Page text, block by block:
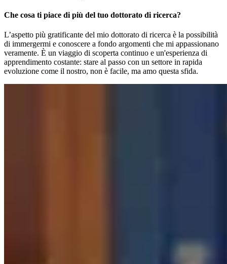
Che cosa ti piace di più del tuo dottorato di ricerca?
L’aspetto più gratificante del mio dottorato di ricerca è la possibilità
di immergermi e conoscere a fondo argomenti che mi appassionano
veramente. È un viaggio di scoperta continuo e un'esperienza di
apprendimento costante: stare al passo con un settore in rapida
evoluzione come il nostro, non è facile, ma amo questa sfida.